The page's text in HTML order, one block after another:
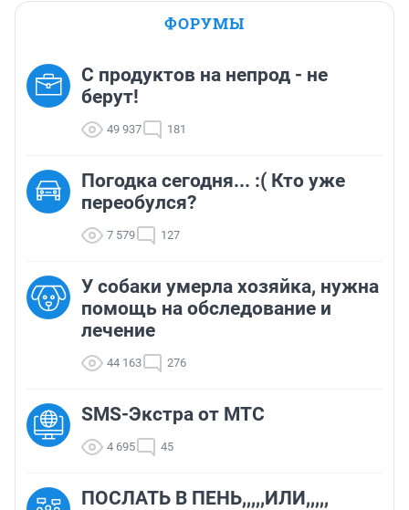
ФОРУМЫ
С продуктов на непрод - не
берут!
49 937 181
Погодка сегодня... :( Кто уже
переобулся?
7 579 127
У собаки умерла хозяйка, нужна
помощь на обследование и
лечение
44 163 276
SMS-Экстра от МТС
4 695 45
ПОСЛАТЬ В ПЕНЬ,,,,,ИЛИ,,,,,